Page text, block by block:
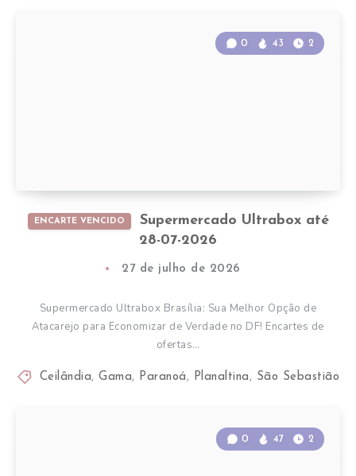
ENCARTE VENCIDO
Supermercado Ultrabox até
28-07-2026
0 43 2
27 de julho de 2026
Supermercado Ultrabox Brasília: Sua Melhor Opção de
Atacarejo para Economizar de Verdade no DF! Encartes de
ofertas…
Ceilândia, Gama, Paranoá, Planaltina, São Sebastião
0 47 2